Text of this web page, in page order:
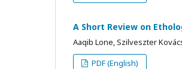
A Short Review on
Aaqib Lone, Szilveszter
PDF (English)